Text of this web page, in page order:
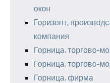
окон
Горизонт,
компания
Горница, торгово-
Горница, торгово-
Горница, фирма